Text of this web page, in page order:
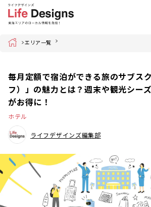
Home エリア一覧
毎月定額で宿泊ができる旅のサブス
フ）」の魅力とは？週末や観光シー
がお得に！
ホテル
ライフデザインズ編集部